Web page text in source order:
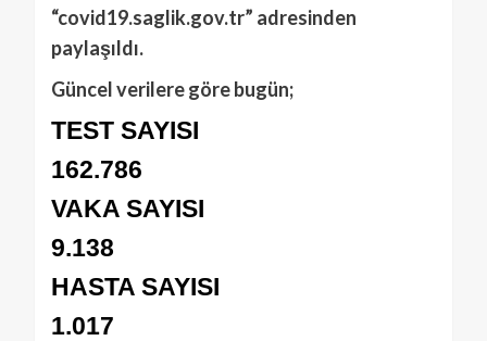
“covid19.saglik.gov.tr” adresinden
paylaşıldı.
Güncel verilere göre bugün;
TEST SAYISI
162.786
VAKA SAYISI
9.138
HASTA SAYISI
1.017